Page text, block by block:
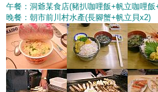
午餐：洞爺某食店(豬扒咖哩飯+帆立咖哩飯
晚餐：朝市前川村水產(長腳蟹+帆立貝x2)